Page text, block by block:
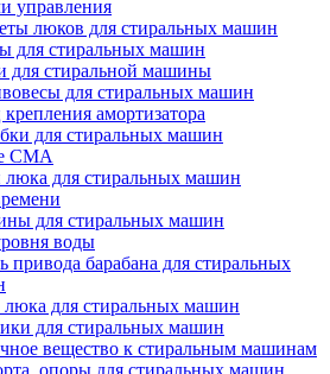
управления
люков для стиральных машин
для стиральных машин
для стиральной машины
для стиральных машин
амортизатора
для стиральных машин
СМА
люка для стиральных машин
для стиральных машин
воды
привода барабана для стиральных
люка для стиральных машин
для стиральных машин
вещество к стиральным машинам
опоры для стиральных машин